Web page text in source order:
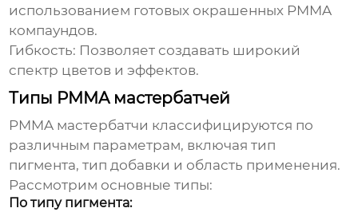
использованием готовых окрашенных PMMA
компаундов.
Гибкость: Позволяет создавать широкий
спектр цветов и эффектов.
Типы PMMA мастербатчей
PMMA мастербатчи классифицируются по
различным параметрам, включая тип
пигмента, тип добавки и область применения.
Рассмотрим основные типы:
По типу пигмента: